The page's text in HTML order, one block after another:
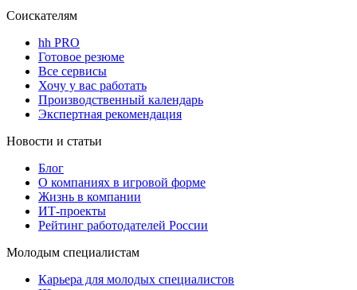
Соискателям
hh PRO
Готовое резюме
Все сервисы
Хочу у вас работать
Производственный календарь
Экспертная рекомендация
Новости и статьи
Блог
О компаниях в игровой форме
Жизнь в компании
ИТ-проекты
Рейтинг работодателей России
Молодым специалистам
Карьера для молодых специалистов